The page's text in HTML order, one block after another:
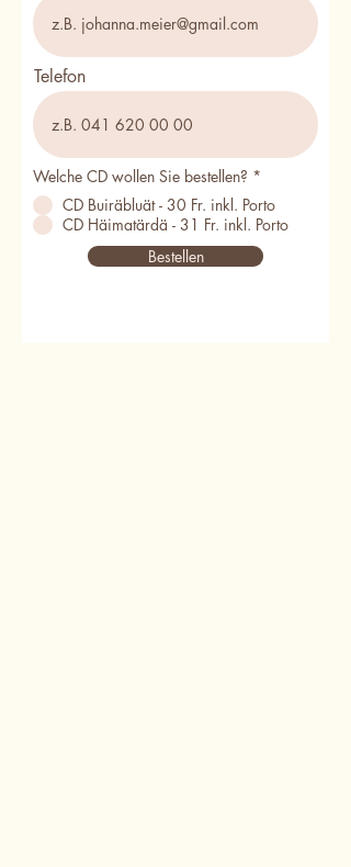
Telefon
Welche CD wollen Sie bestellen? *
CD Buiräbluät - 30 Fr. inkl. Porto
CD Häimatärdä - 31 Fr. inkl. Porto
Bestellen